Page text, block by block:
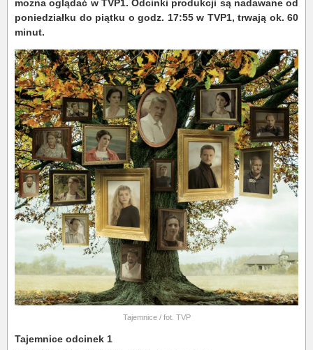
można oglądać w TVP1. Odcinki produkcji są nadawane od
poniedziałku do piątku o godz. 17:55 w TVP1, trwają ok. 60
minut.
Tajemnice / fot. TVP
Tajemnice odcinek 1